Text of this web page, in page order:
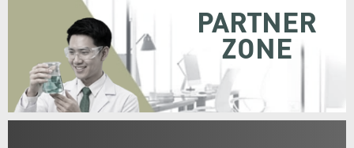
PARTNER
ZONE